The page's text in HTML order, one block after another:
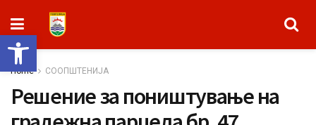
Open toolbar
Home СООПШТЕНИЈА
Решение за поништување на